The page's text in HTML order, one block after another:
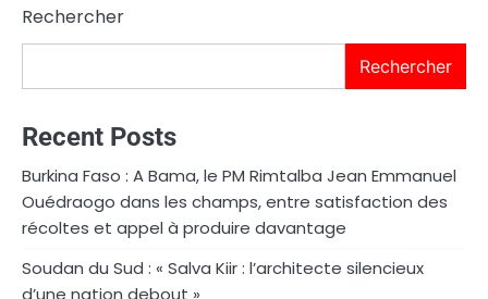
Rechercher
Rechercher
Recent Posts
Burkina Faso : A Bama, le PM Rimtalba Jean Emmanuel
Ouédraogo dans les champs, entre satisfaction des
récoltes et appel à produire davantage
Soudan du Sud : « Salva Kiir : l’architecte silencieux
d’une nation debout »